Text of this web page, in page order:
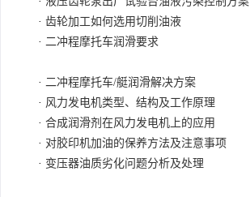
· 齿轮加工如何选用切削油液
· 二冲程摩托车润滑要求
· 二冲程摩托车/艇润滑解决方案
· 风力发电机类型、结构及工作原理
· 合成润滑剂在风力发电机上的应用
· 对胶印机加油的保养方法及注意事项
· 变压器油质劣化问题分析及处理